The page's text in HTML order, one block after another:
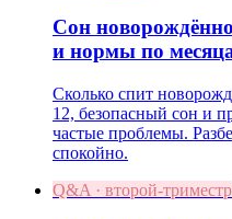
Сон
и нормы по
Сколько спит
12, безопасный сон и
частые проблемы.
спокойно.
Q&A · второй-триместр